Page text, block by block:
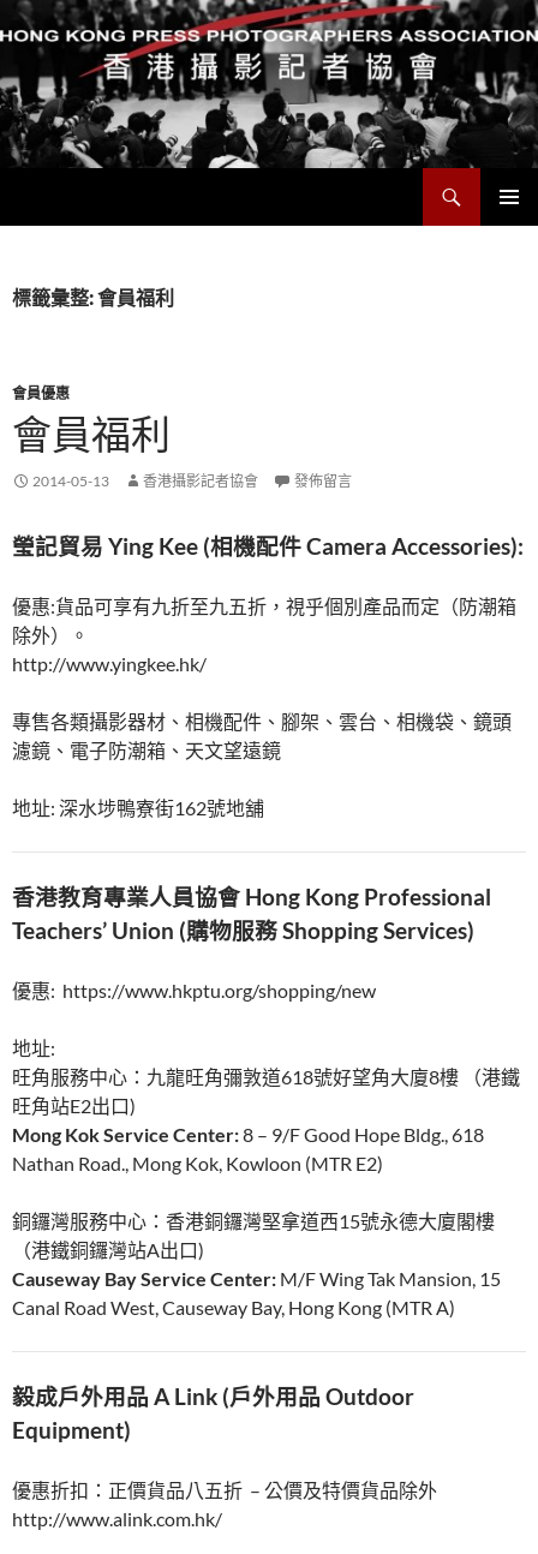
要
標籤彙整: 會員福利
會員優惠
會員福利
2014-05-13 香港攝影記者協會 發佈留言
瑩記貿易 Ying Kee (相機配件 Camera Accessories):
優惠:貨品可享有九折至九五折，視乎個別產品而定（防潮箱
除外）。
http://www.yingkee.hk/
專售各類攝影器材、相機配件、腳架、雲台、相機袋、鏡頭
濾鏡、電子防潮箱、天文望遠鏡
地址: 深水埗鴨寮街162號地舖
香港教育專業人員協會 Hong Kong Professional
Teachers’ Union (購物服務 Shopping Services)
優惠: https://www.hkptu.org/shopping/new
地址:
旺角服務中心：九龍旺角彌敦道618號好望角大廈8樓 （港鐵
旺角站E2出口)
Mong Kok Service Center:8 – 9/F Good Hope Bldg., 618
Nathan Road., Mong Kok, Kowloon (MTR E2)
銅鑼灣服務中心：香港銅鑼灣堅拿道西15號永德大廈閣樓
（港鐵銅鑼灣站A出口)
Causeway Bay Service Center: M/F Wing Tak Mansion, 15
Canal Road West, Causeway Bay, Hong Kong (MTR A)
毅成戶外用品 A Link (戶外用品 Outdoor
Equipment)
優惠折扣：正價貨品八五折 – 公價及特價貨品除外
http://www.alink.com.hk/